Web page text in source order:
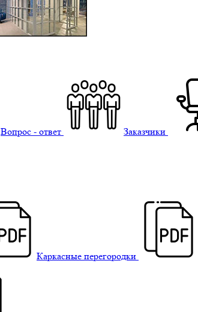
Вопрос - ответ Заказчики
Каркасные перегородки